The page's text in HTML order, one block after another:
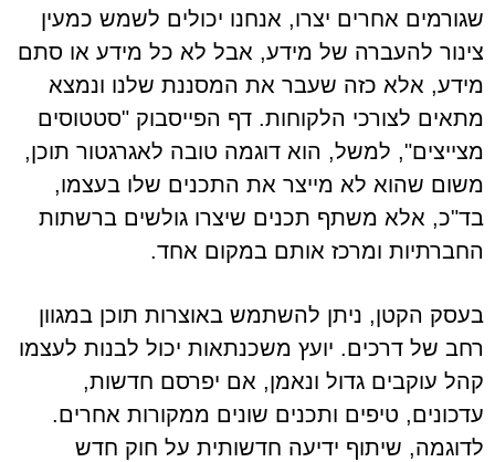
שגורמים אחרים יצרו, אנחנו יכולים לשמש כמעין
צינור להעברה של מידע, אבל לא כל מידע או סתם
מידע, אלא כזה שעבר את המסננת שלנו ונמצא
מתאים לצורכי הלקוחות. דף הפייסבוק "סטטוסים
מצייצים", למשל, הוא דוגמה טובה לאגרגטור תוכן,
משום שהוא לא מייצר את התכנים שלו בעצמו,
בד"כ, אלא משתף תכנים שיצרו גולשים ברשתות
החברתיות ומרכז אותם במקום אחד.
בעסק הקטן, ניתן להשתמש באוצרות תוכן במגוון
רחב של דרכים. יועץ משכנתאות יכול לבנות לעצמו
קהל עוקבים גדול ונאמן, אם יפרסם חדשות,
עדכונים, טיפים ותכנים שונים ממקורות אחרים.
לדוגמה, שיתוף ידיעה חדשותית על חוק חדש